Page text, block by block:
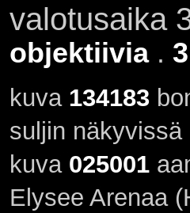
valotusaika
objektiivia.
kuva 134183
suljin näkyvissä
kuva 025001
Elysee Arenaa